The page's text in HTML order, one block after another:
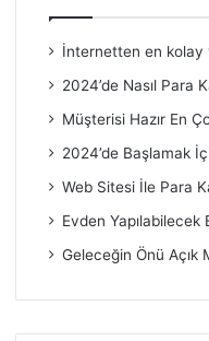
İnternetten en kolay
2024’de Nasıl Para
Müşterisi Hazır En
2024’de Başlamak
Web Sitesi İle Para
Evden Yapılabilecek
Geleceğin Önü Açık